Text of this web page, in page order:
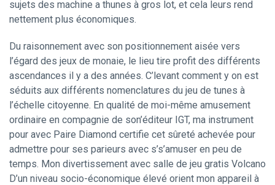
sujets des machine a thunes à gros lot, et cela leurs rend
nettement plus économiques.
Du raisonnement avec son positionnement aisée vers
l’égard des jeux de monaie, le lieu tire profit des différents
ascendances il y a des années. C’levant comment y on est
séduits aux différents nomenclatures du jeu de tunes à
l’échelle citoyenne. En qualité de moi-même amusement
ordinaire en compagnie de son’éditeur IGT, ma instrument
pour avec Paire Diamond certifie cet sûreté achevée pour
admettre pour ses parieurs avec s’s’amuser en peu de
temps. Mon divertissement avec salle de jeu gratis Volcano
D’un niveau socio-économique élevé orient mon appareil à